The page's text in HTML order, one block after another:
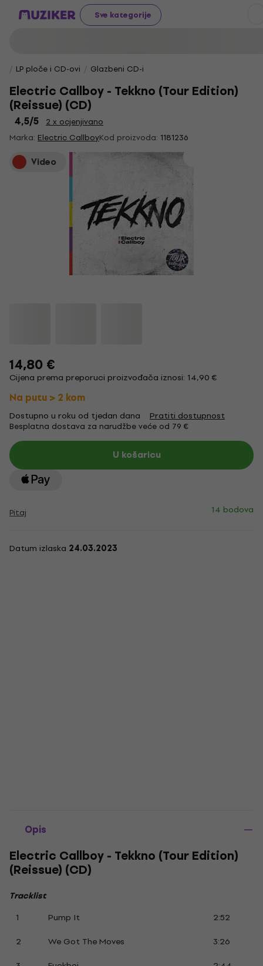
Sve kategorije
LP ploče i CD-ovi Glazbeni CD-i
Electric Callboy - Tekkno (Tour Edition)
(Reissue) (CD)
4,5/5
2 x ocjenjivano
Marka: Electric CallboyKod proizvoda: 1181236
Video
14,80 €
Cijena prema preporuci proizvođača iznosi: 14,90 €
Na putu > 2 kom
Dostupno u roku od tjedan dana Pratiti dostupnost
Besplatna dostava za narudžbe veće od 79 €
U košaricu
Pitaj 14 bodova
Datum izlaska 24.03.2023
Opis
Electric Callboy - Tekkno (Tour Edition)
(Reissue) (CD)
Tracklist
1
Pump It
2:52
2
We Got The Moves
3:26